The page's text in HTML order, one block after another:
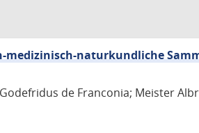
medizinisch-naturkundliche
de Franconia; Meister